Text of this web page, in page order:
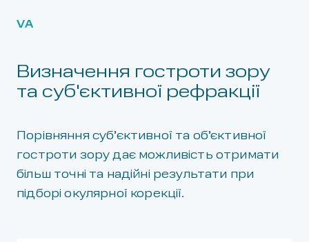
VA
Визначення гостроти зору
та суб'єктивної рефракції
Порівняння суб’єктивної та об’єктивної
гостроти зору дає можливість отримати
більш точні та надійні результати при
підборі окулярної корекції.